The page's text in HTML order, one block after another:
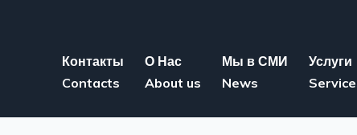
Контакты
Contacts
О Нас
About us
Мы в СМИ
News
Услуги